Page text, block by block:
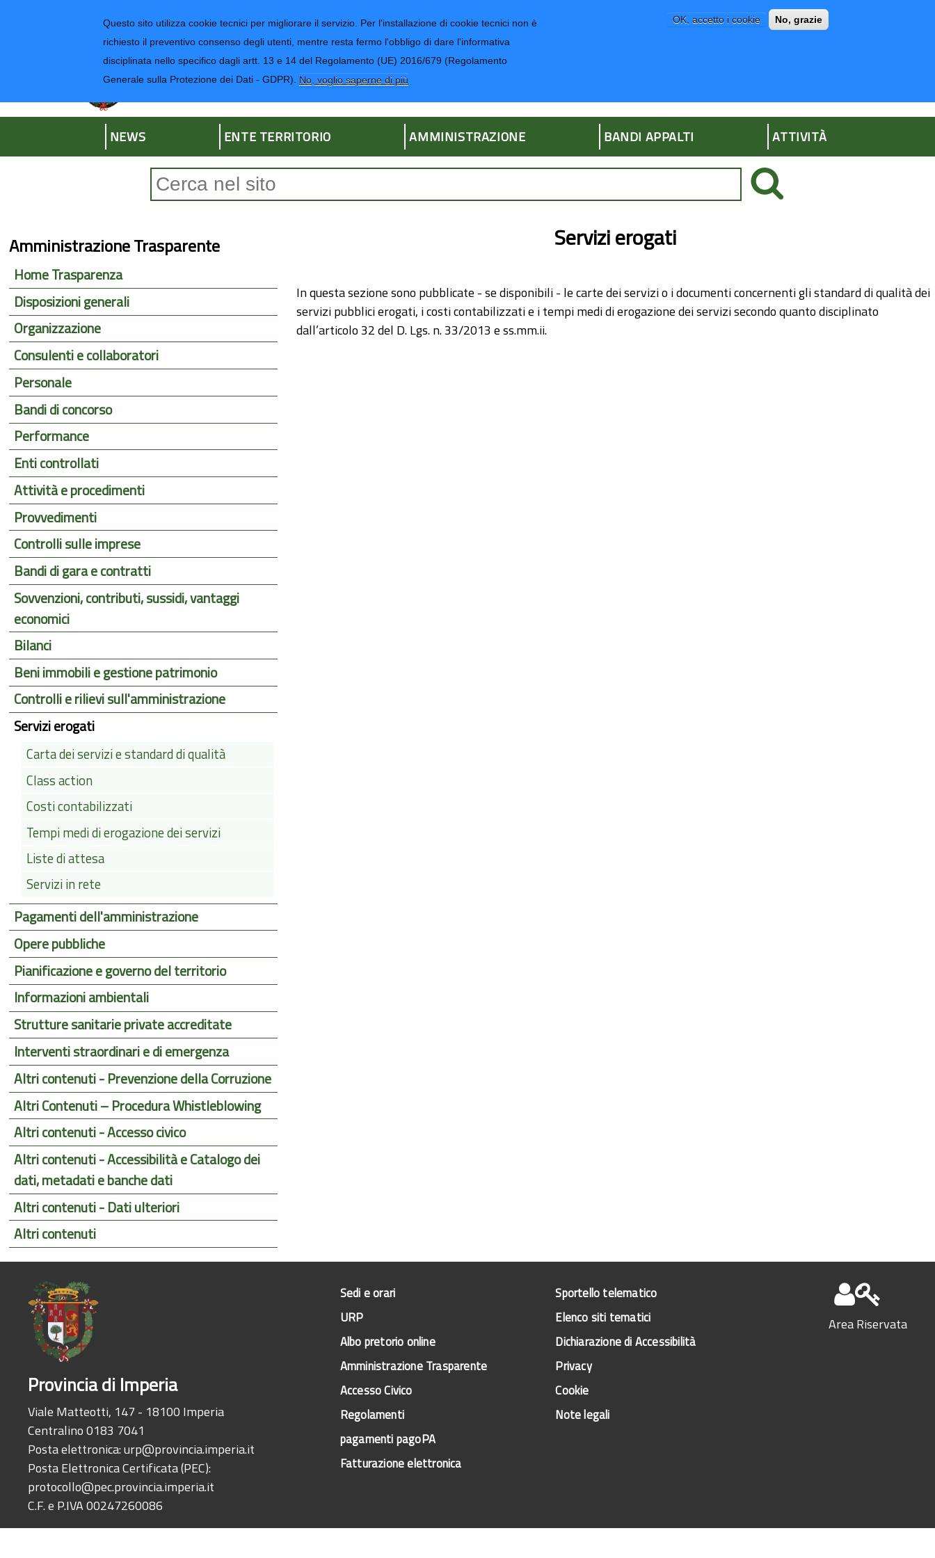
Questo sito utilizza cookie tecnici per migliorare il servizio. Per l'installazione di cookie tecnici non è
richiesto il preventivo consenso degli utenti, mentre resta fermo l'obbligo di dare l'informativa
disciplinata nello specifico dagli artt. 13 e 14 del Regolamento (UE) 2016/679 (Regolamento
Generale sulla Protezione dei Dati - GDPR). No, voglio saperne di più
OK, accetto i cookie No, grazie
Regione Liguria
Provincia di Imperia
NEWS ENTE TERRITORIO AMMINISTRAZIONE BANDI APPALTI ATTIVITÀ
Servizi erogati
In questa sezione sono pubblicate - se disponibili - le carte dei servizi o i documenti concernenti gli standard di qualità dei
servizi pubblici erogati, i costi contabilizzati e i tempi medi di erogazione dei servizi secondo quanto disciplinato
dall’articolo 32 del D. Lgs. n. 33/2013 e ss.mm.ii.
Amministrazione Trasparente
Home Trasparenza
Disposizioni generali
Organizzazione
Consulenti e collaboratori
Personale
Bandi di concorso
Performance
Enti controllati
Attività e procedimenti
Provvedimenti
Controlli sulle imprese
Bandi di gara e contratti
Sovvenzioni, contributi, sussidi, vantaggi
economici
Bilanci
Beni immobili e gestione patrimonio
Controlli e rilievi sull'amministrazione
Servizi erogati
Carta dei servizi e standard di qualità
Class action
Costi contabilizzati
Tempi medi di erogazione dei servizi
Liste di attesa
Servizi in rete
Pagamenti dell'amministrazione
Opere pubbliche
Pianificazione e governo del territorio
Informazioni ambientali
Strutture sanitarie private accreditate
Interventi straordinari e di emergenza
Altri contenuti - Prevenzione della Corruzione
Altri Contenuti – Procedura Whistleblowing
Altri contenuti - Accesso civico
Altri contenuti - Accessibilità e Catalogo dei
dati, metadati e banche dati
Altri contenuti - Dati ulteriori
Altri contenuti
Provincia di Imperia
Viale Matteotti, 147 - 18100 Imperia
Centralino 0183 7041
Posta elettronica:urp@provincia.imperia.it
Posta Elettronica Certificata (PEC):
protocollo@pec.provincia.imperia.it
C.F. e P.IVA 00247260086
Sedi e orari
URP
Albo pretorio online
Amministrazione Trasparente
Accesso Civico
Regolamenti
pagamenti pagoPA
Fatturazione elettronica
Sportello telematico
Elenco siti tematici
Dichiarazione di Accessibilità
Privacy
Cookie
Note legali
Area Riservata